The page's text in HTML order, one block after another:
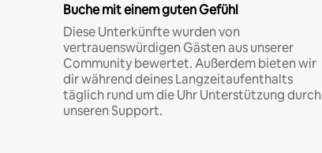
Buche mit einem guten Gefühl
Diese Unterkünfte wurden von
vertrauenswürdigen Gästen aus unserer
Community bewertet. Außerdem bieten wir
dir während deines Langzeitaufenthalts
täglich rund um die Uhr Unterstützung durch
unseren Support.